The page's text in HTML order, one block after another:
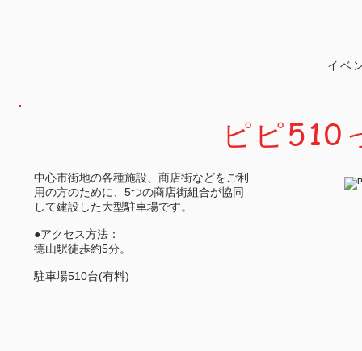
イベ
ピピ510
中心市街地の各種施設、商店街などをご利
用の方のために、5つの商店街組合が協同
して建設した大型駐車場です。
●アクセス方法：
德山駅徒歩約5分。
​駐車場510台(有料)